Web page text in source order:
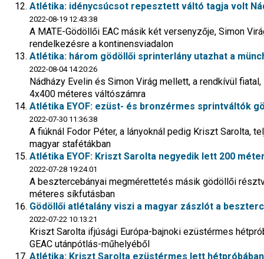
Atlétika: idénycsúcsot repesztett váltó tagja volt
2022-08-19 12:43:38
A MATE-Gödöllői EAC másik két versenyzője, Simon
rendelkezésre a kontinensviadalon
Atlétika: három gödöllői sprinterlány utazhat a
2022-08-04 14:20:26
Nádházy Evelin és Simon Virág mellett, a rendkívül
4x400 méteres váltószámra
Atlétika EYOF: ezüst- és bronzérmes sprintváltók
2022-07-30 11:36:38
A fiúknál Fodor Péter, a lányoknál pedig Kriszt Sarolta,
magyar stafétákban
Atlétika EYOF: Kriszt Sarolta negyedik lett 200
2022-07-28 19:24:01
A besztercebányai megmérettetés másik gödöllői
méteres síkfutásban
Gödöllői atlétalány viszi a magyar zászlót a
2022-07-22 10:13:21
Kriszt Sarolta ifjúsági Európa-bajnoki ezüstérmes
GEAC utánpótlás-műhelyéből
Atlétika: Kriszt Sarolta ezüstérmes lett